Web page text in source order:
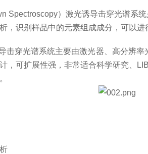
Spectroscopy）激光诱导击穿光谱系
，识别样品中的元素组成成分，可以进
击穿光谱系统主要由激光器、高分辨
，可扩展性强，非常适合科学研究、